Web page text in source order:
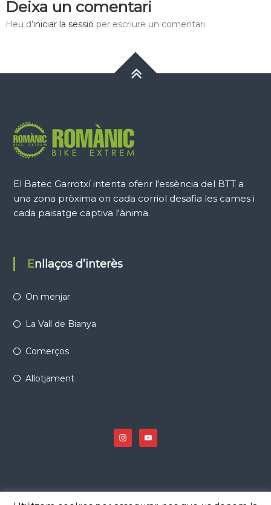
Deixa un comentari
Heu d'iniciar la sessió per escriure un comentari.
El Batec Garrotxí intenta oferir l'essència del BTT a
una zona pròxima on cada corriol desafia les cames i
cada paisatge captiva l'ànima.
Enllaços d’interès
On menjar
La Vall de Bianya
Comerços
Allotjament